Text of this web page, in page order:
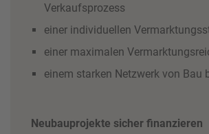
Verkaufsprozess
einer individuellen
einer maximalen
einem starken Netzwerk von Bau
Neubauprojekte sicher finanzieren